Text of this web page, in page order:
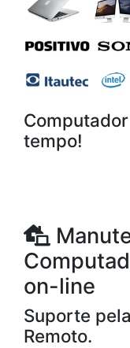
tempo!
on-line
Suporte
Remoto.